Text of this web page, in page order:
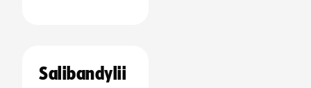
Salibandylii